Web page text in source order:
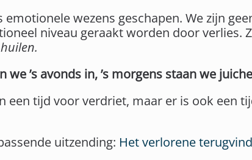
emotionele wezens geschapen. We zijn
niveau geraakt worden door verlies.
we ’s avonds in, ’s morgens staan we
een tijd voor verdriet, maar er is ook een
uitzending: Het verlorene